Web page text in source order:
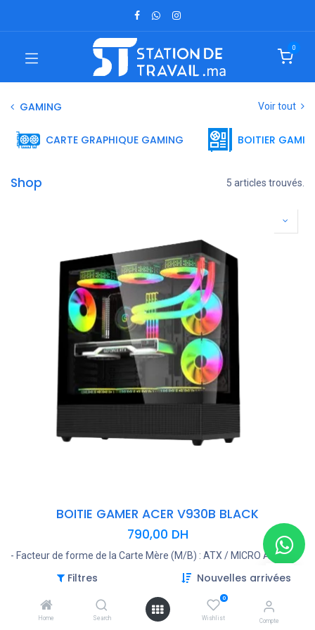
Filtres Nouvelles arrivées
Home Search
0
Wishlist Compte
0
GAMING Voir tout
CARTE GRAPHIQUE GAMING BOITIER
Shop 5 articles trouvés.
BOITIE GAMER ACER V930B BLACK
790,00 DH
- Facteur de forme de la Carte Mère (M/B) : ATX / MICRO ATX /
- Ports d’I/O : 1x USB 3.0 ; 2x USB 1.1 ; 1x Port Audio.
- Panneau latéral : Panneau avant et Panneau latéral en verre
trempé